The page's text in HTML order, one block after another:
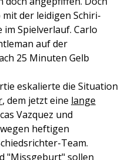
der leidigen Schiri-
Spielverlauf. Carlo
auf der
25 Minuten Gelb
eskalierte die Situation
, dem jetzt eine lange
Vazquez und
heftigen
Team.
"Missgeburt" sollen